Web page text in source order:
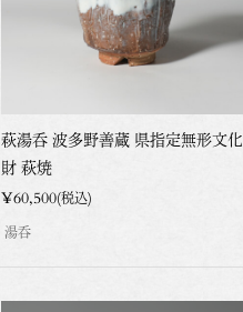
萩湯呑 波多野善蔵 県指定無形文化
財 萩焼
¥60,500(税込)
湯呑